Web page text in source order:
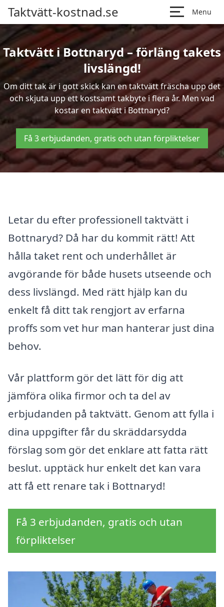
Taktvätt-kostnad.se Menu
Taktvätt i Bottnaryd – förläng takets
livslängd!
Om ditt tak är i gott skick kan en taktvätt fräscha upp det
och skjuta upp ett kostsamt takbyte i flera år. Men vad
kostar en taktvätt i Bottnaryd?
Få 3 erbjudanden, gratis och utan förpliktelser
Letar du efter professionell taktvätt i
Bottnaryd? Då har du kommit rätt! Att
hålla taket rent och underhållet är
avgörande för både husets utseende och
dess livslängd. Med rätt hjälp kan du
enkelt få ditt tak rengjort av erfarna
proffs som vet hur man hanterar just dina
behov.
Vår plattform gör det lätt för dig att
jämföra olika firmor och ta del av
erbjudanden på taktvätt. Genom att fylla i
dina uppgifter får du skräddarsydda
förslag som gör det enklare att fatta rätt
beslut. upptäck hur enkelt det kan vara
att få ett renare tak i Bottnaryd!
Få 3 erbjudanden, gratis och utan
förpliktelser